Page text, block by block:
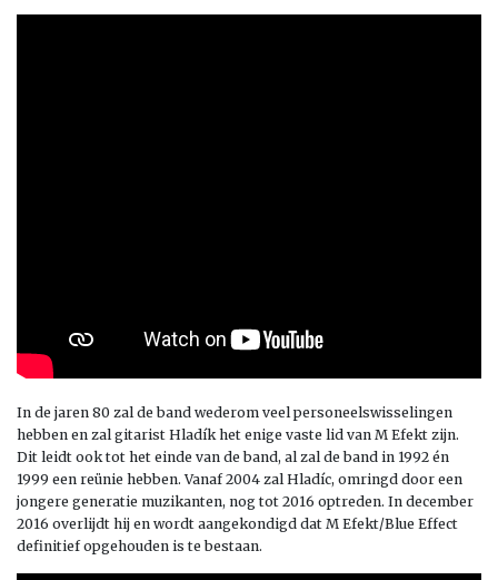
In de jaren 80 zal de band wederom veel personeelswisselingen
hebben en zal gitarist Hladík het enige vaste lid van M Efekt zijn.
Dit leidt ook tot het einde van de band, al zal de band in 1992 én
1999 een reünie hebben. Vanaf 2004 zal Hladíc, omringd door een
jongere generatie muzikanten, nog tot 2016 optreden. In december
2016 overlijdt hij en wordt aangekondigd dat M Efekt/Blue Effect
definitief opgehouden is te bestaan.